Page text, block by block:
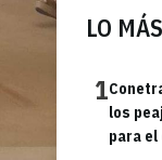
LO
1
los
para el